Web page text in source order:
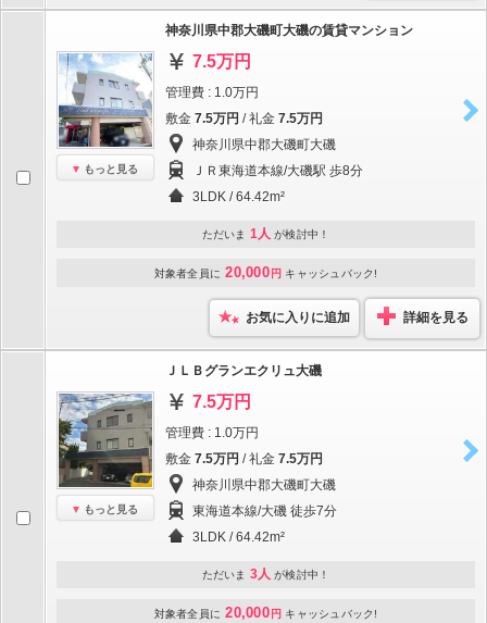
もっと見る
神奈川県中郡大磯町大磯の賃貸マンション
7.5万円
管理費 : 1.0万円
敷金 7.5万円 / 礼金 7.5万円
神奈川県中郡大磯町大磯
ＪＲ東海道本線/大磯駅 歩8分
3LDK / 64.42m²
ただいま 1人 が検討中！
対象者全員に 20,000 円 キャッシュバック!
お気に入りに追加 詳細を見る
もっと見る
ＪＬＢグランエクリュ大磯
7.5万円
管理費 : 1.0万円
敷金 7.5万円 / 礼金 7.5万円
神奈川県中郡大磯町大磯
東海道本線/大磯 徒歩7分
3LDK / 64.42m²
ただいま 3人 が検討中！
対象者全員に 20,000 円 キャッシュバック!